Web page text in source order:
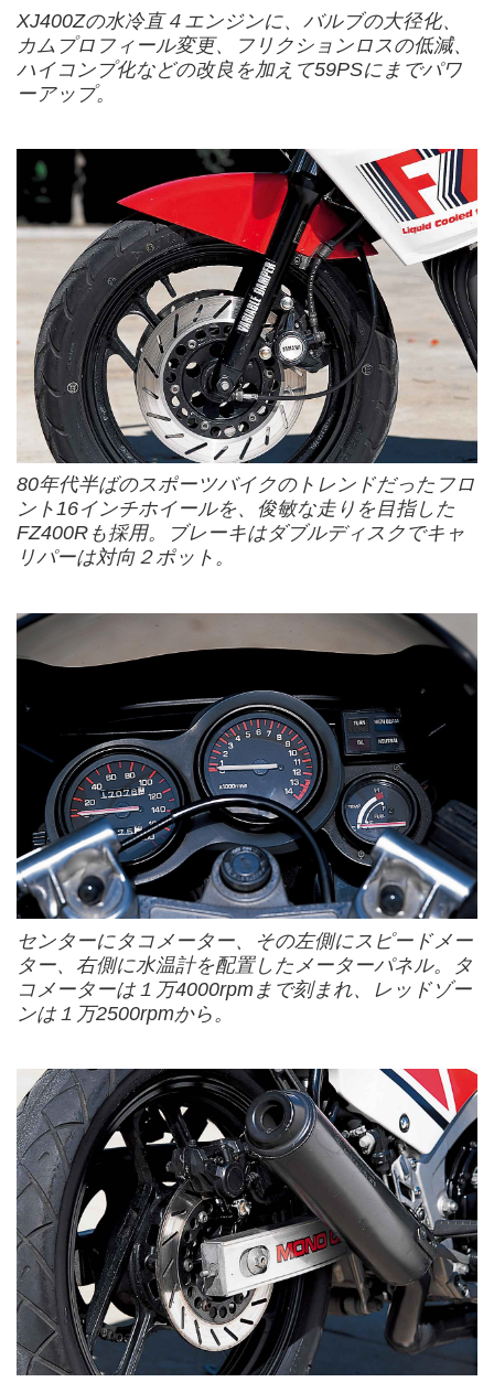
XJ400Zの水冷直４エンジンに、バルブの大径化、
カムプロフィール変更、フリクションロスの低減、
ハイコンプ化などの改良を加えて59PSにまでパワ
ーアップ。
80年代半ばのスポーツバイクのトレンドだったフロ
ント16インチホイールを、俊敏な走りを目指した
FZ400Rも採用。ブレーキはダブルディスクでキャ
リパーは対向２ポット。
センターにタコメーター、その左側にスピードメー
ター、右側に水温計を配置したメーターパネル。タ
コメーターは１万4000rpmまで刻まれ、レッドゾー
ンは１万2500rpmから。